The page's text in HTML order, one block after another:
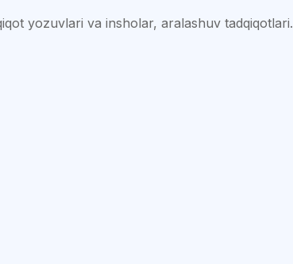
yozuvlari va insholar, aralashuv tadqiqotlari.